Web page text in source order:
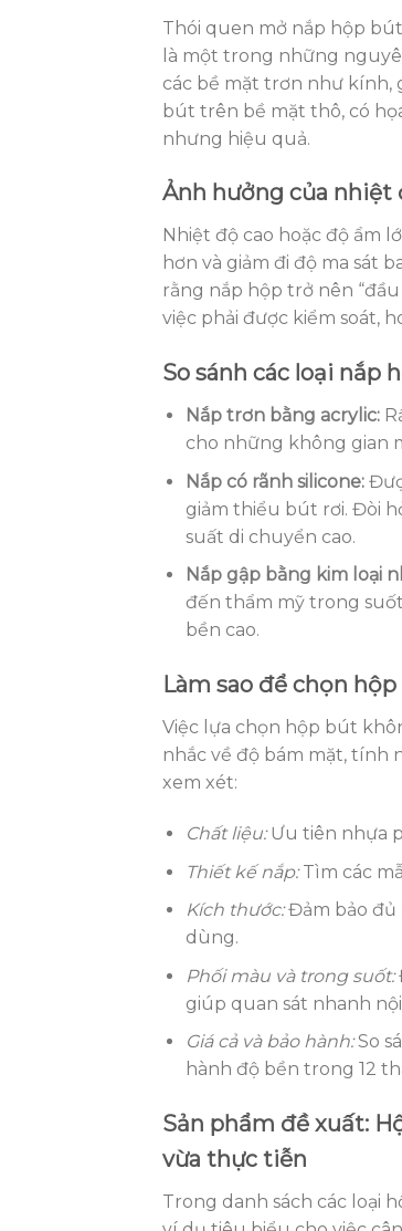
Thói quen mở nắp hộp
là một trong những
các bề mặt trơn như kính,
bút trên bề mặt thô, có
nhưng hiệu quả.
Ảnh hưởng của nhiệt
Nhiệt độ cao hoặc độ ẩm
hơn và giảm đi độ ma sát
rằng nắp hộp trở nên
việc phải được kiểm soát,
So sánh các loại nắp
Nắp trơn bằng acrylic:
cho những không gian
Nắp có rãnh silicone:
giảm thiểu bút rơi. Đòi
suất di chuyển cao.
Nắp gập bằng kim loại
đến thẩm mỹ trong
bền cao.
Làm sao để chọn
Việc lựa chọn hộp bút
nhắc về độ bám mặt, tính
xem xét:
Chất liệu:Ưu tiên nhựa
Thiết kế nắp:Tìm các
Kích thước:Đảm bảo đủ
dùng.
Phối màu và trong suốt:
giúp quan sát nhanh
Giá cả và bảo hành:So
hành độ bền trong 12
Sản phẩm đề xuất:
vừa thực tiễn
Trong danh sách các loại